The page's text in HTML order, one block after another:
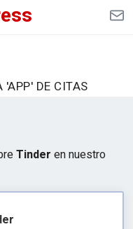
'APP' DE CITAS
Tinder en nuestro